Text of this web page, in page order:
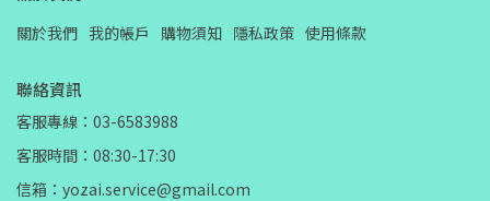
關於我們 我的帳戶 購物須知 隱私政策 使用條款
聯絡資訊
客服專線：03-6583988
客服時間：08:30-17:30
信箱：yozai.service@gmail.com